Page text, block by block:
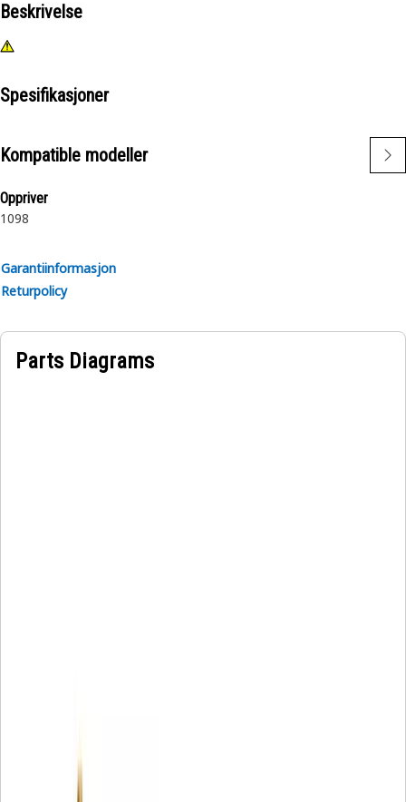
Beskrivelse
Spesifikasjoner
Kompatible modeller
Oppriver
1098
Garantiinformasjon
Returpolicy
Parts Diagrams